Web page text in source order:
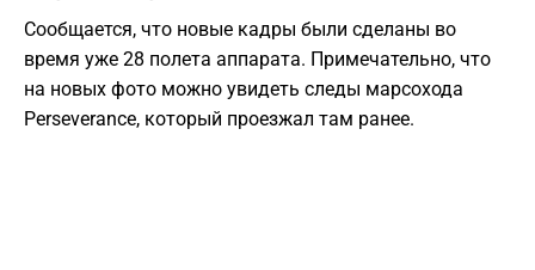
Сообщается, что новые кадры были сделаны во
время уже 28 полета аппарата. Примечательно, что
на новых фото можно увидеть следы марсохода
Perseverance, который проезжал там ранее.